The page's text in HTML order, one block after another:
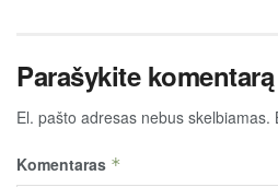
Parašykite komentarą
El. pašto adresas nebus skelbiamas.
Komentaras *